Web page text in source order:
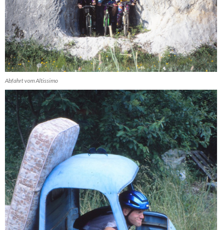
Abfahrt vom Altissimo